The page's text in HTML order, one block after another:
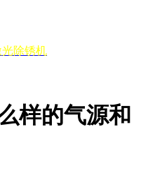
光除锈机
样的气源和